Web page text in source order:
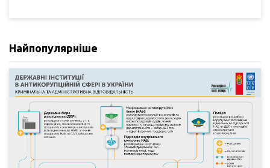
Найпопулярніше